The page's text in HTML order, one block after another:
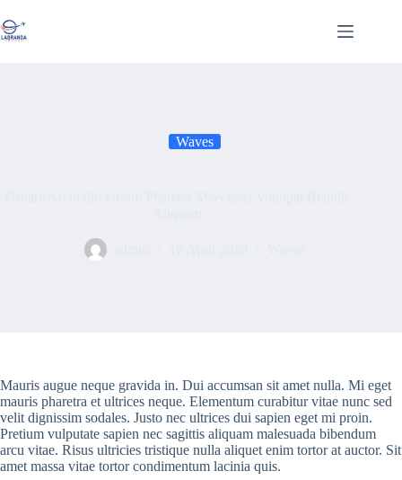
to
content
Waves
Mauris augue neque gravida in. Dui accumsan sit amet nulla. Mi eget
mauris pharetra et ultrices neque. Elementum curabitur vitae nunc sed
velit dignissim sodales. Justo nec ultrices dui sapien eget mi proin.
Pretium vulputate sapien nec sagittis aliquam malesuada bibendum
arcu vitae. Risus ultricies tristique nulla aliquet enim tortor at auctor. Sit
amet massa vitae tortor condimentum lacinia quis.